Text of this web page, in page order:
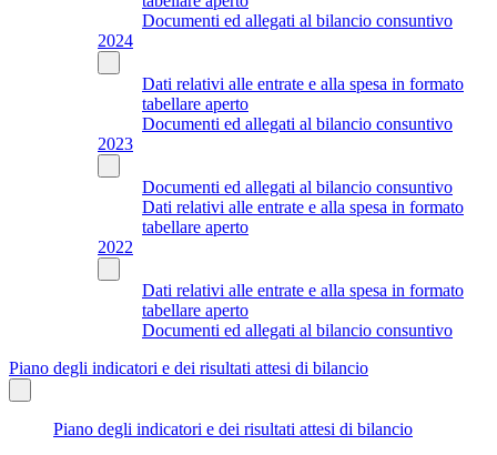
Documenti ed allegati al bilancio consuntivo
2024
Dati relativi alle entrate e alla spesa in formato
tabellare aperto
Documenti ed allegati al bilancio consuntivo
2023
Documenti ed allegati al bilancio consuntivo
Dati relativi alle entrate e alla spesa in formato
tabellare aperto
2022
Dati relativi alle entrate e alla spesa in formato
tabellare aperto
Documenti ed allegati al bilancio consuntivo
Piano degli indicatori e dei risultati attesi di bilancio
Piano degli indicatori e dei risultati attesi di bilancio